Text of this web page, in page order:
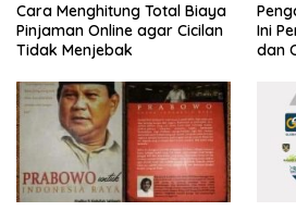
Cara Menghitung Total Biaya
Pinjaman Online agar Cicilan
Tidak Menjebak
Ini
dan